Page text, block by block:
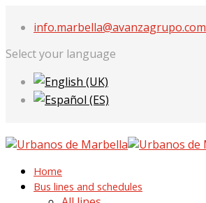
info.marbella@avanzagrupo.com
Select your language
Home
Bus lines and schedules